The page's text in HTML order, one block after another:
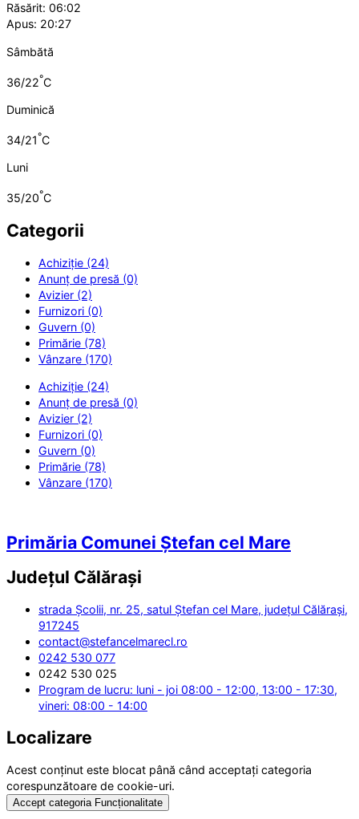
Răsărit: 06:02
Apus: 20:27
Sâmbătă
36/22°C
Duminică
34/21°C
Luni
35/20°C
Categorii
Achiziție (24)
Anunț de presă (0)
Avizier (2)
Furnizori (0)
Guvern (0)
Primărie (78)
Vânzare (170)
Achiziție (24)
Anunț de presă (0)
Avizier (2)
Furnizori (0)
Guvern (0)
Primărie (78)
Vânzare (170)
Primăria Comunei Ștefan cel Mare
Județul Călărași
strada Școlii, nr. 25, satul Ștefan cel Mare, județul Călărași,
917245
contact@stefancelmarecl.ro
0242 530 077
0242 530 025
Program de lucru: luni - joi 08:00 - 12:00, 13:00 - 17:30,
vineri: 08:00 - 14:00
Localizare
Acest conținut este blocat până când acceptați categoria
corespunzătoare de cookie-uri.
Accept categoria Funcționalitate